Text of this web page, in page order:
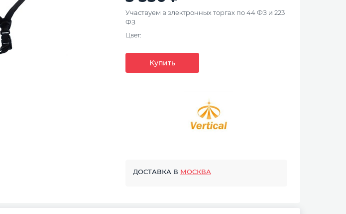
Участвуем в электронных торгах по 44 ФЗ и 223
ФЗ
Цвет:
Купить
ДОСТАВКА В МОСКВА